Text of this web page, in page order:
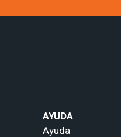
AYUDA
Ayuda